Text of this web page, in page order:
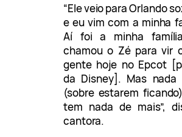
“Ele veio para Orlando
e eu vim com a minha
Aí foi a minha
chamou o Zé para vir
gente hoje no Epcot
da Disney]. Mas
(sobre estarem
tem nada de mais”,
cantora.